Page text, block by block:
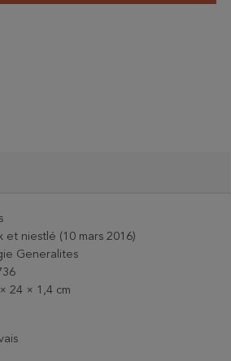
et niestlé (10 mars 2016)
Generalites
24 × 1,4 cm